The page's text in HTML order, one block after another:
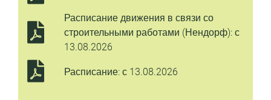
Расписание движения в связи со
строительными работами (Нендорф): с
13.08.2026
Расписание: с 13.08.2026